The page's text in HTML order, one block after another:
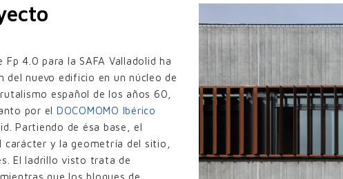
4.0 para la SAFA Valladolid ha
nuevo edificio en un núcleo de
español de los años 60,
por el DOCOMOMO Ibérico
Partiendo de ésa base, el
carácter y la geometría del sitio,
El ladrillo visto trata de
que los bloques de